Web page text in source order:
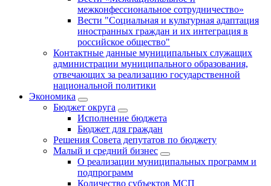
межконфессиональное сотрудничество»
Вести "Социальная и культурная адаптация
иностранных граждан и их интеграция в
российское общество"
Контактные данные муниципальных служащих
администрации муниципального образования,
отвечающих за реализацию государственной
национальной политики
Экономика
Бюджет округa
Исполнение бюджета
Бюджет для граждан
Решения Совета депутатов по бюджету
Малый и средний бизнес
О реализации муниципальных программ и
подпрограмм
Количество субъектов МСП